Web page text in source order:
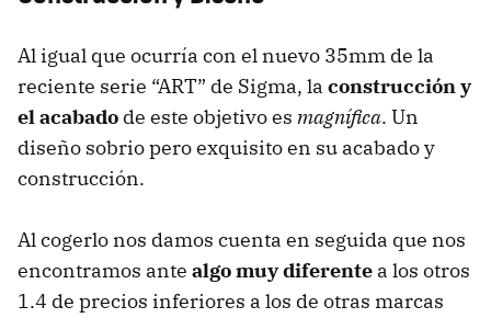
Al igual que ocurría con el nuevo 35mm de la
reciente serie “ART” de Sigma, la construcción y
el acabado de este objetivo es magnífica. Un
diseño sobrio pero exquisito en su acabado y
construcción.
Al cogerlo nos damos cuenta en seguida que nos
encontramos ante algo muy diferente a los otros
1.4 de precios inferiores a los de otras marcas